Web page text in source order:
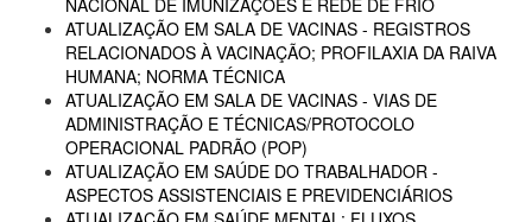
NACIONAL DE IMUNIZAÇÕES E REDE DE FRIO
ATUALIZAÇÃO EM SALA DE VACINAS - REGISTROS
RELACIONADOS À VACINAÇÃO; PROFILAXIA DA RAIVA
HUMANA; NORMA TÉCNICA
ATUALIZAÇÃO EM SALA DE VACINAS - VIAS DE
ADMINISTRAÇÃO E TÉCNICAS/PROTOCOLO
OPERACIONAL PADRÃO (POP)
ATUALIZAÇÃO EM SAÚDE DO TRABALHADOR -
ASPECTOS ASSISTENCIAIS E PREVIDENCIÁRIOS